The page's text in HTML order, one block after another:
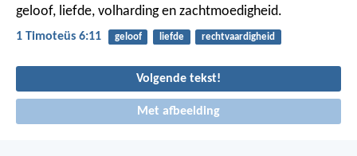
geloof, liefde, volharding en zachtmoedigheid.
1 Timoteüs 6:11 geloof liefde rechtvaardigheid
Volgende tekst!
Met afbeelding